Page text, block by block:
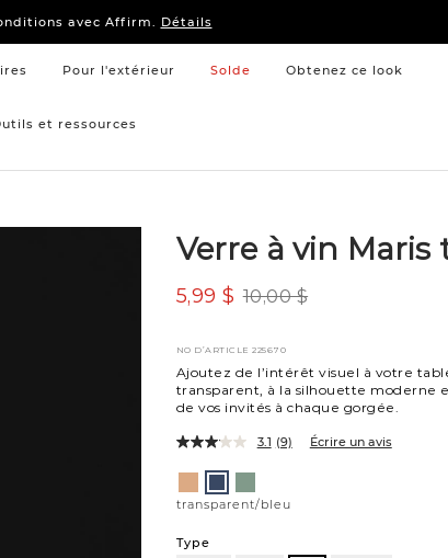
avec Affirm. Détails
de chambre à coucher
avec Affirm. Détails
Pour l'extérieur Solde Obtenez ce look
et ressources
Verre à vin
10,00 $
5,99 $
NO D’ARTICLE 225670
Ajoutez de l’intérêt visuel à votre
transparent, à la silhouette moderne
de vos invités à chaque gorgée.
3.1 (9) Écrire un avis
Variations
transparent/bleu
Type